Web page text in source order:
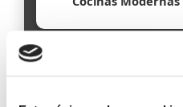
Papel